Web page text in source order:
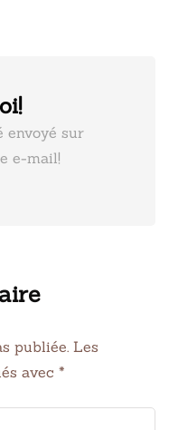
envoyé sur
e-mail!
publiée. Les
avec *